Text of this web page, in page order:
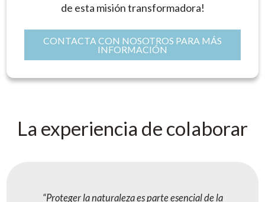
de esta misión transformadora!
CONTACTA CON NOSOTROS PARA MÁS
INFORMACIÓN
La experiencia de colaborar
Proteger la naturaleza es parte esencial de la